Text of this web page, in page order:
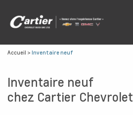
Accueil > Inventaire neuf
Inventaire neuf
chez Cartier Chevrolet